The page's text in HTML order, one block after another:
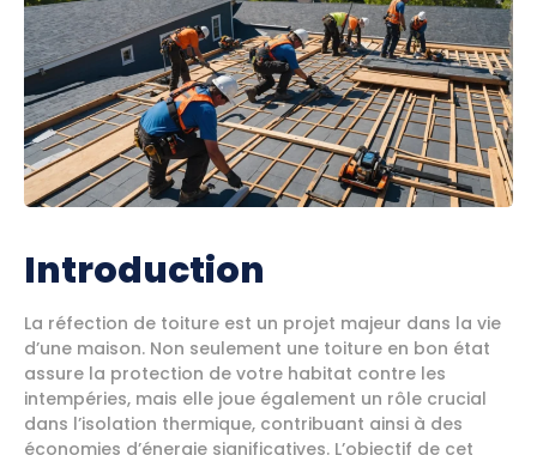
Introduction
La réfection de toiture est un projet majeur dans la vie
d’une maison. Non seulement une toiture en bon état
assure la protection de votre habitat contre les
intempéries, mais elle joue également un rôle crucial
dans l’isolation thermique, contribuant ainsi à des
économies d’énergie significatives. L’objectif de cet